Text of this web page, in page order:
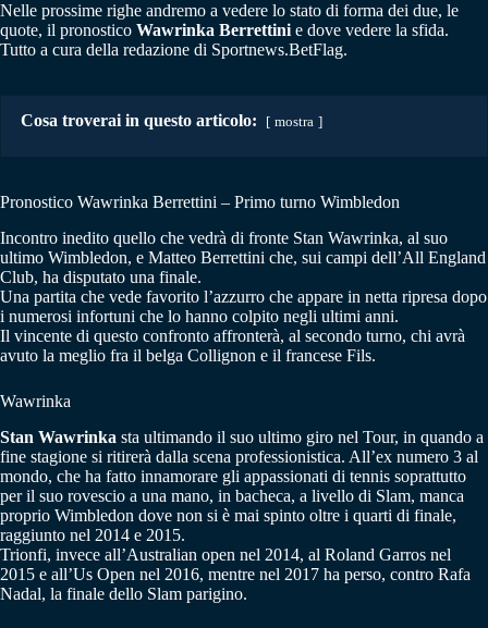
Nelle prossime righe andremo a vedere lo stato di forma dei due, le
quote, il pronostico Wawrinka Berrettini e dove vedere la sfida.
Tutto a cura della redazione di Sportnews.BetFlag.
Cosa troverai in questo articolo: mostra
Pronostico Wawrinka Berrettini – Primo turno Wimbledon
Incontro inedito quello che vedrà di fronte Stan Wawrinka, al suo
ultimo Wimbledon, e Matteo Berrettini che, sui campi dell’All England
Club, ha disputato una finale.
Una partita che vede favorito l’azzurro che appare in netta ripresa dopo
i numerosi infortuni che lo hanno colpito negli ultimi anni.
Il vincente di questo confronto affronterà, al secondo turno, chi avrà
avuto la meglio fra il belga Collignon e il francese Fils.
Wawrinka
Stan Wawrinka sta ultimando il suo ultimo giro nel Tour, in quando a
fine stagione si ritirerà dalla scena professionistica. All’ex numero 3 al
mondo, che ha fatto innamorare gli appassionati di tennis soprattutto
per il suo rovescio a una mano, in bacheca, a livello di Slam, manca
proprio Wimbledon dove non si è mai spinto oltre i quarti di finale,
raggiunto nel 2014 e 2015.
Trionfi, invece all’Australian open nel 2014, al Roland Garros nel
2015 e all’Us Open nel 2016, mentre nel 2017 ha perso, contro Rafa
Nadal, la finale dello Slam parigino.